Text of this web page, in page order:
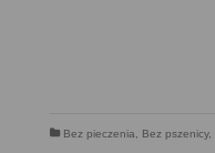
Bez pieczenia Bez pszenicy,